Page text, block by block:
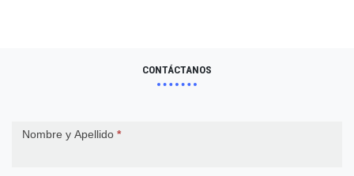
CONTÁCTANOS
UsNombre y Apellido *